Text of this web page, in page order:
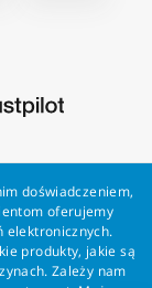
doświadczeniem,
oferujemy
elektronicznych.
produkty, jakie są
Zależy nam